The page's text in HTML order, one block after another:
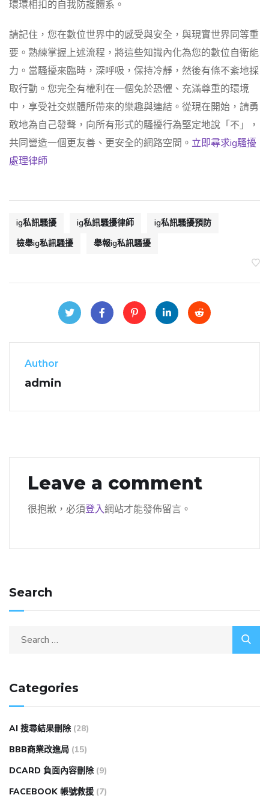
環環相扣的自我防護體系。
請記住，您在數位世界中的感受與安全，與現實世界同等重
要。熟練掌握上述流程，將這些知識內化為您的數位自衛能
力。當騷擾來臨時，深呼吸，保持冷靜，然後有條不紊地採
取行動。您完全有權利在一個免於恐懼、充滿尊重的環境
中，享受社交媒體所帶來的樂趣與連結。從現在開始，請勇
敢地為自己發聲，向所有形式的騷擾行為堅定地說「不」，
共同營造一個更友善、更安全的網路空間。 立即尋求ig騷擾
處理律師
ig私訊騷擾 ig私訊騷擾律師
ig私訊騷擾預防
檢舉ig私訊騷擾
舉報ig私訊騷擾
Author
admin
Leave a comment
很抱歉，必須登入網站才能發佈留言。
Search
Categories
AI 搜尋結果刪除 (28)
BBB商業改進局 (15)
DCARD 負面內容刪除 (9)
FACEBOOK 帳號救援 (7)